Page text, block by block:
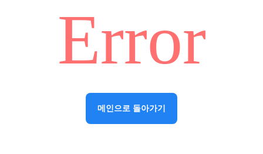
Error
메인으로 돌아가기